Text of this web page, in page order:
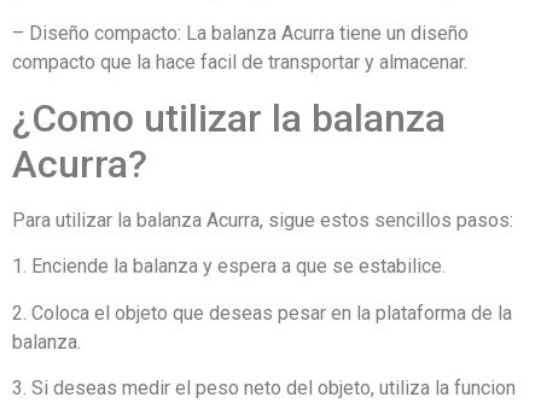
– Diseño compacto: La balanza Acurra tiene un diseño
compacto que la hace facil de transportar y almacenar.
¿Como utilizar la balanza
Acurra?
Para utilizar la balanza Acurra, sigue estos sencillos pasos:
1. Enciende la balanza y espera a que se estabilice.
2. Coloca el objeto que deseas pesar en la plataforma de la
balanza.
3. Si deseas medir el peso neto del objeto, utiliza la funcion